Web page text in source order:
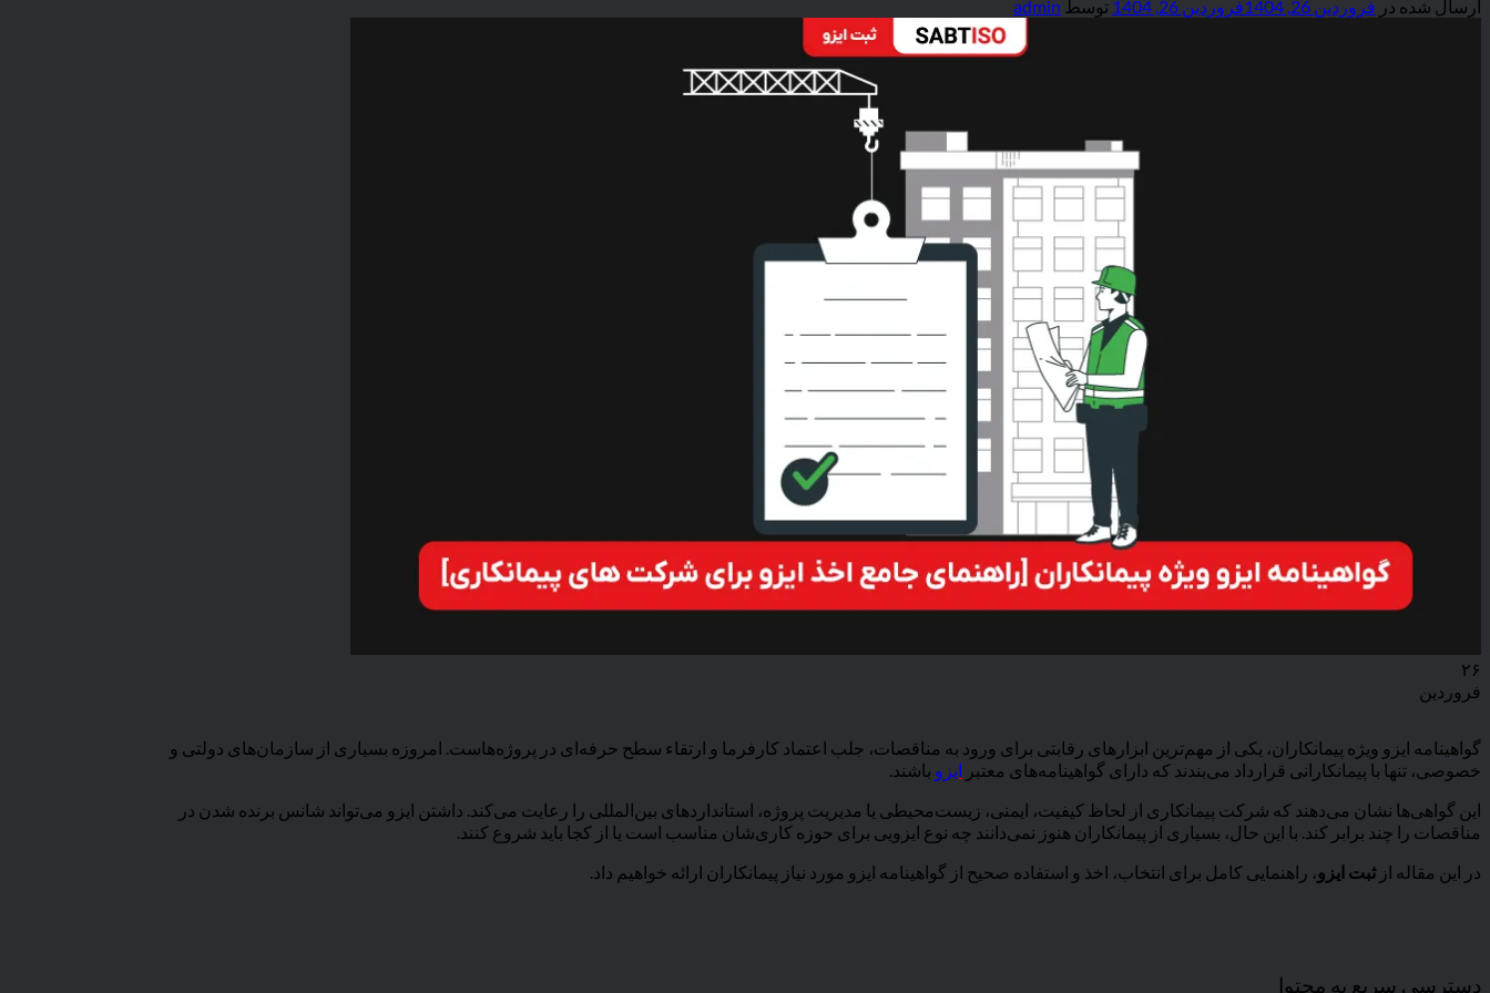
ارسال شده در فروردین 26, 1404 فروردین 26, 1404 توسط admin
۲۶
فروردین
گواهینامه ایزو ویژه پیمانکاران، یکی از مهم‌ترین ابزارهای رقابتی برای ورود به مناقصات، جلب اعتماد کارفرما و ارتقاء سطح حرفه‌ای در پروژه‌هاست. امروزه بسیاری از سازمان‌های دولتی و
خصوصی، تنها با پیمانکارانی قرارداد می‌بندند که دارای گواهینامه‌های معتبر ایزو باشند.
این گواهی‌ها نشان می‌دهند که شرکت پیمانکاری از لحاظ کیفیت، ایمنی، زیست‌محیطی یا مدیریت پروژه، استانداردهای بین‌المللی را رعایت می‌کند. داشتن ایزو می‌تواند شانس برنده شدن در
مناقصات را چند برابر کند. با این حال، بسیاری از پیمانکاران هنوز نمی‌دانند چه نوع ایزویی برای حوزه کاری‌شان مناسب است یا از کجا باید شروع کنند.
در این مقاله ازثبت ایزو، راهنمایی کامل برای انتخاب، اخذ و استفاده صحیح از گواهینامه ایزو مورد نیاز پیمانکاران ارائه خواهیم داد.
دسترسی سریع به محتوا